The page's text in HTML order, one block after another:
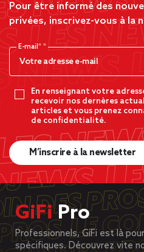
Pour être informé des
privées, inscrivez-vous à la
E-mail*
En renseignant votre
recevoir nos dernères
articles et vous prenez
de confidentialité.
M’inscrire à la newsletter
GiFiPro
Professionnels, GiFi est là
spécifiques. Découvrez vite